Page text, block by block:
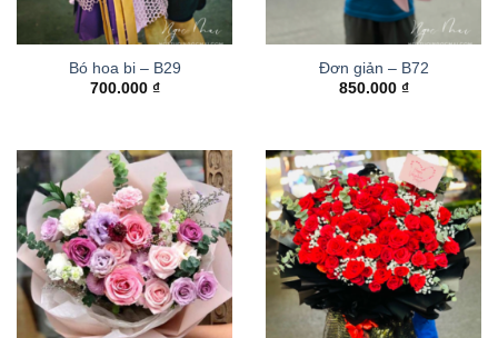
Bó hoa bi – B29
700.000 ₫
Đơn giản – B72
850.000 ₫